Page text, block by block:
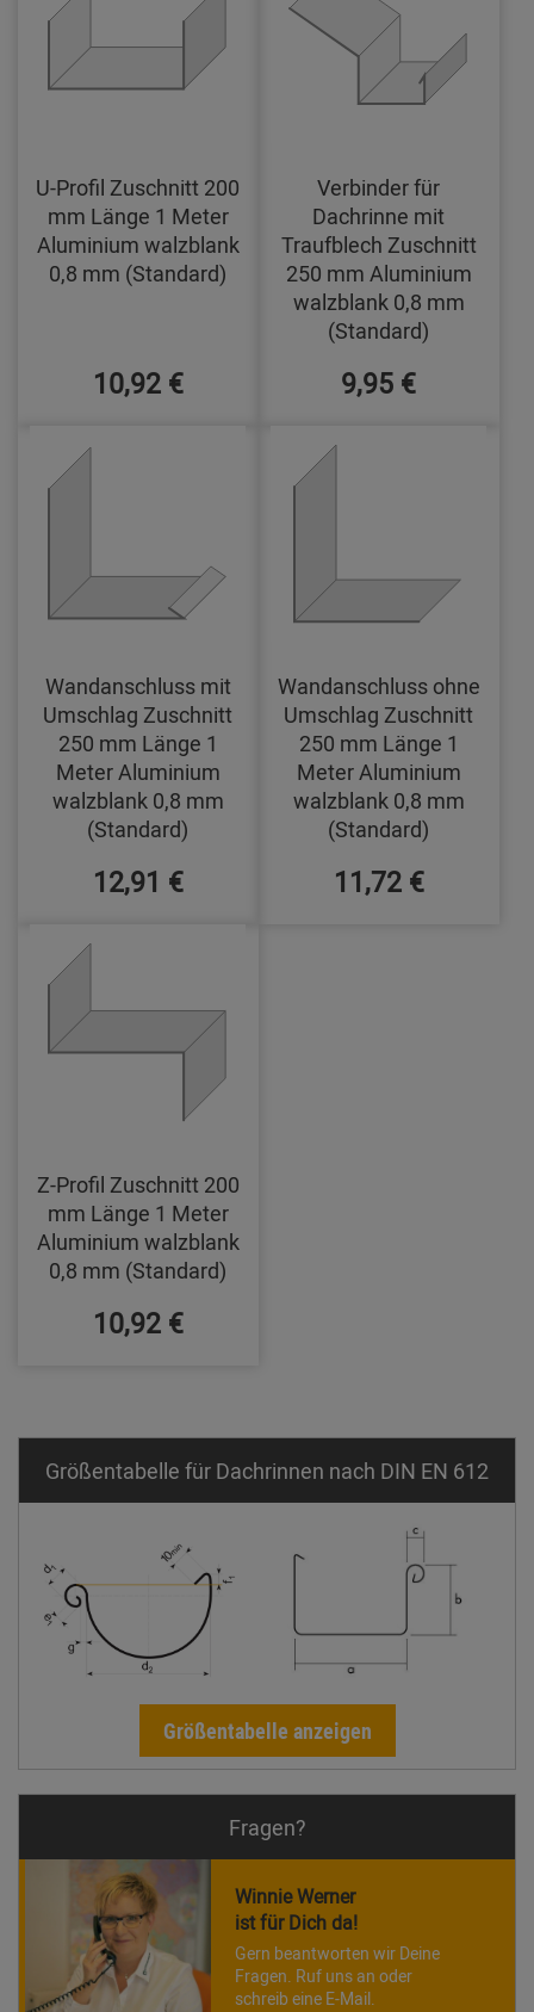
U-Profil Zuschnitt 200
mm Länge 1 Meter
Aluminium walzblank
0,8 mm (Standard)
10,92 €
Verbinder für
Dachrinne mit
Traufblech Zuschnitt
250 mm Aluminium
walzblank 0,8 mm
(Standard)
9,95 €
Wandanschluss mit
Umschlag Zuschnitt
250 mm Länge 1
Meter Aluminium
walzblank 0,8 mm
(Standard)
12,91 €
Wandanschluss ohne
Umschlag Zuschnitt
250 mm Länge 1
Meter Aluminium
walzblank 0,8 mm
(Standard)
11,72 €
Z-Profil Zuschnitt 200
mm Länge 1 Meter
Aluminium walzblank
0,8 mm (Standard)
10,92 €
Größentabelle für Dachrinnen nach DIN EN 612
Größentabelle anzeigen
Fragen?
Winnie Werner
ist für Dich da!
Gern beantworten wir Deine
Fragen. Ruf uns an oder
schreib eine E-Mail.